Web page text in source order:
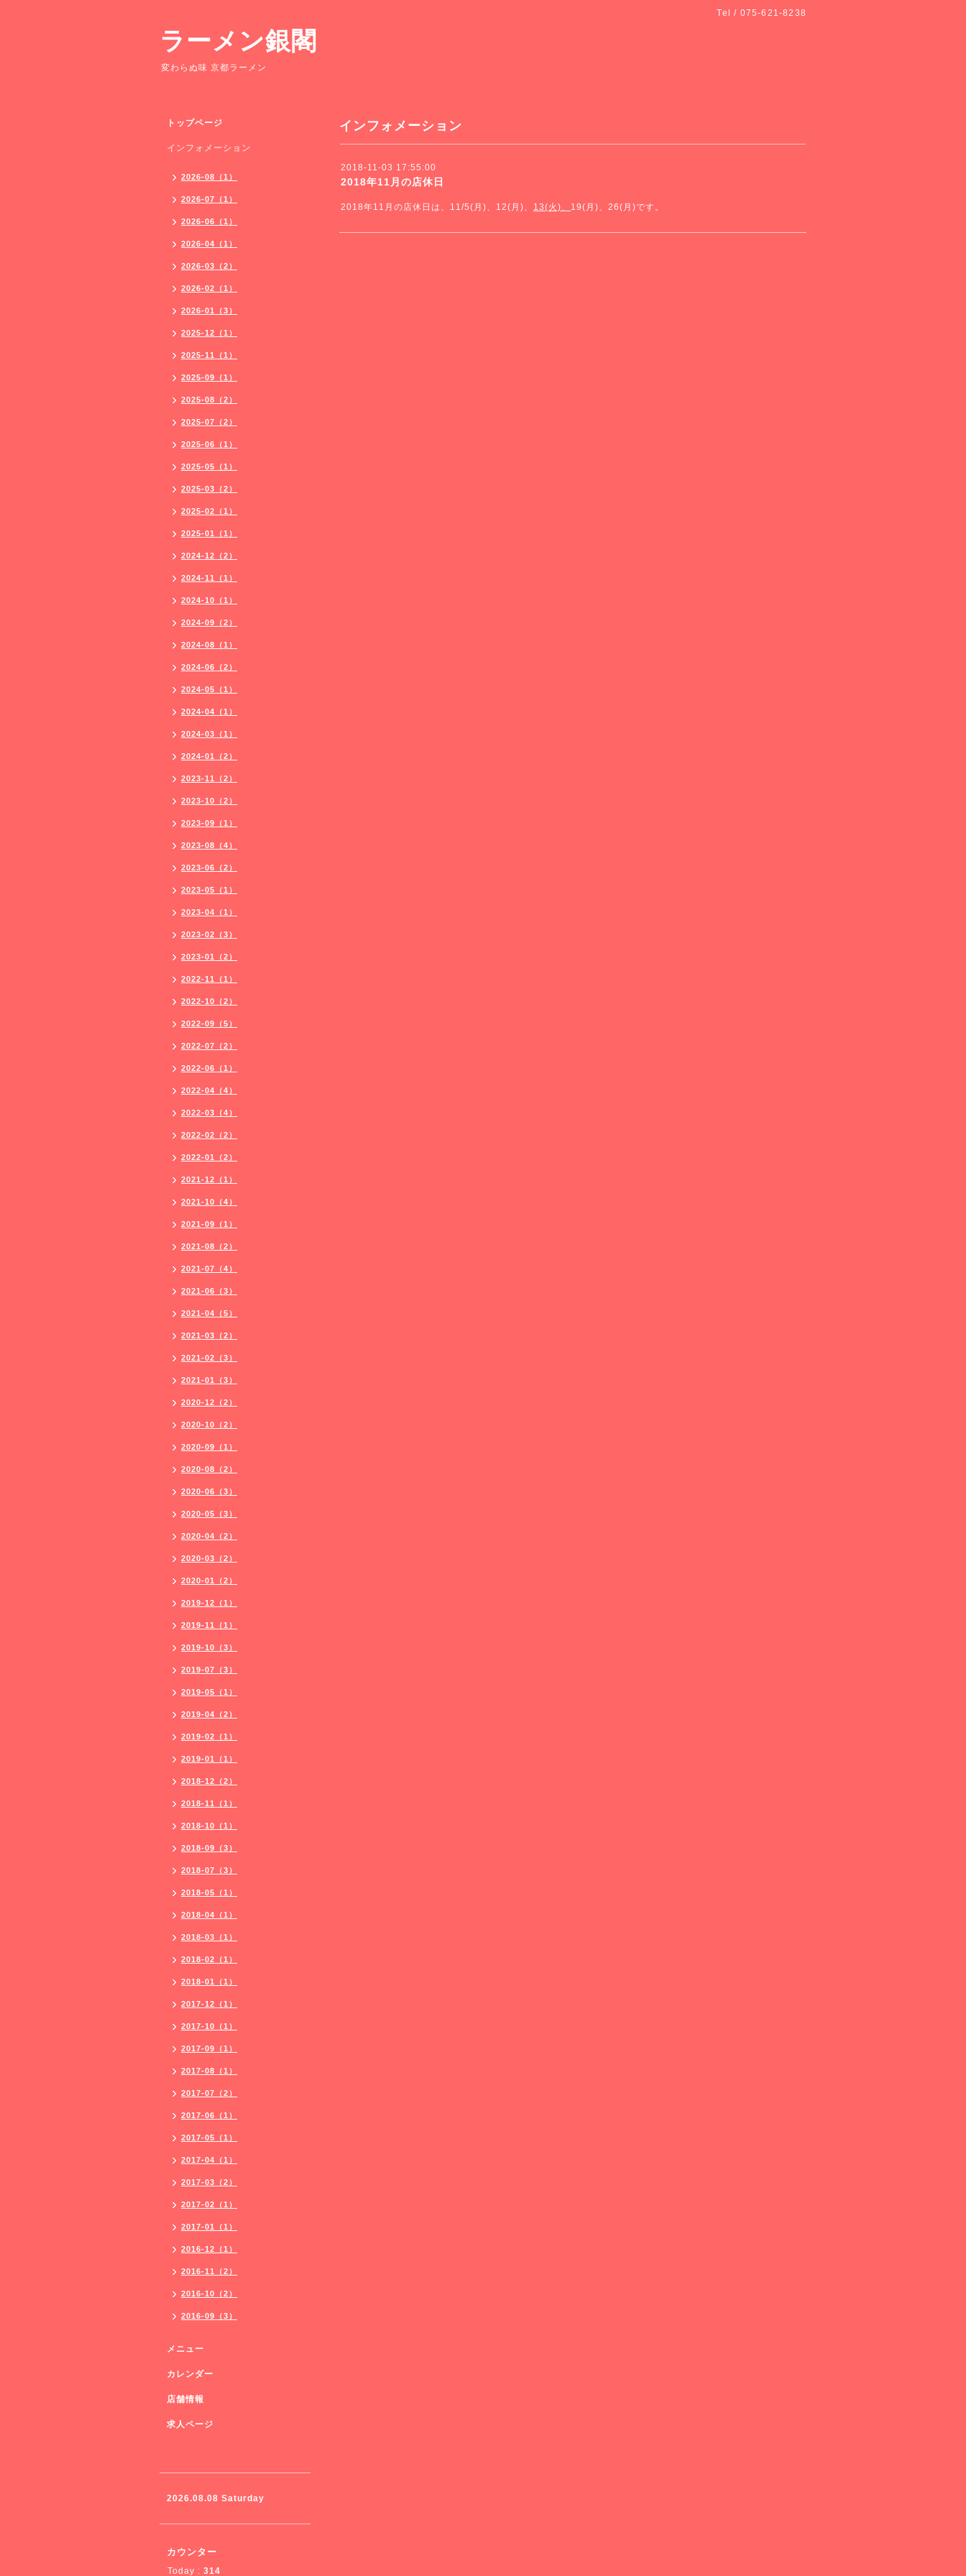
Tel / 075-621-8238
ラーメン銀閣
変わらぬ味 京都ラーメン
インフォメーション
2018-11-03 17:55:00
2018年11月の店休日
2018年11月の店休日は、11/5(月)、12(月)、 13(火)、 19(月)、26(月)です。
トップページ
インフォメーション
2026-08（1）
2026-07（1）
2026-06（1）
2026-04（1）
2026-03（2）
2026-02（1）
2026-01（3）
2025-12（1）
2025-11（1）
2025-09（1）
2025-08（2）
2025-07（2）
2025-06（1）
2025-05（1）
2025-03（2）
2025-02（1）
2025-01（1）
2024-12（2）
2024-11（1）
2024-10（1）
2024-09（2）
2024-08（1）
2024-06（2）
2024-05（1）
2024-04（1）
2024-03（1）
2024-01（2）
2023-11（2）
2023-10（2）
2023-09（1）
2023-08（4）
2023-06（2）
2023-05（1）
2023-04（1）
2023-02（3）
2023-01（2）
2022-11（1）
2022-10（2）
2022-09（5）
2022-07（2）
2022-06（1）
2022-04（4）
2022-03（4）
2022-02（2）
2022-01（2）
2021-12（1）
2021-10（4）
2021-09（1）
2021-08（2）
2021-07（4）
2021-06（3）
2021-04（5）
2021-03（2）
2021-02（3）
2021-01（3）
2020-12（2）
2020-10（2）
2020-09（1）
2020-08（2）
2020-06（3）
2020-05（3）
2020-04（2）
2020-03（2）
2020-01（2）
2019-12（1）
2019-11（1）
2019-10（3）
2019-07（3）
2019-05（1）
2019-04（2）
2019-02（1）
2019-01（1）
2018-12（2）
2018-11（1）
2018-10（1）
2018-09（3）
2018-07（3）
2018-05（1）
2018-04（1）
2018-03（1）
2018-02（1）
2018-01（1）
2017-12（1）
2017-10（1）
2017-09（1）
2017-08（1）
2017-07（2）
2017-06（1）
2017-05（1）
2017-04（1）
2017-03（2）
2017-02（1）
2017-01（1）
2016-12（1）
2016-11（2）
2016-10（2）
2016-09（3）
メニュー
カレンダー
店舗情報
求人ページ
2026.08.08 Saturday
カウンター
Today : 314